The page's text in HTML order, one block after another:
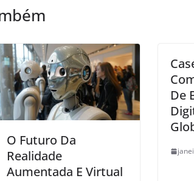
O Futuro Da
Realidade
Aumentada E Virtual
De